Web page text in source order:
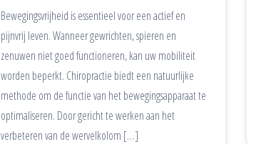
Bewegingsvrijheid is essentieel voor een actief en
pijnvrij leven. Wanneer gewrichten, spieren en
zenuwen niet goed functioneren, kan uw mobiliteit
worden beperkt. Chiropractie biedt een natuurlijke
methode om de functie van het bewegingsapparaat te
optimaliseren. Door gericht te werken aan het
verbeteren van de wervelkolom […]